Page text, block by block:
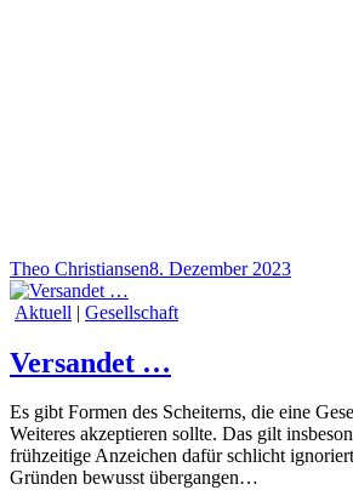
Theo Christiansen8. Dezember 2023
Aktuell | Gesellschaft
Versandet …
Es gibt Formen des Scheiterns, die eine
Weiteres akzeptieren sollte. Das gilt
frühzeitige Anzeichen dafür schlicht
Gründen bewusst übergangen…